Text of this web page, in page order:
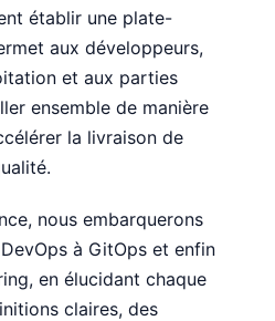
établir une plate-
aux développeurs,
et aux parties
ensemble de manière
la livraison de
nous embarquerons
à GitOps et enfin
en élucidant chaque
claires, des